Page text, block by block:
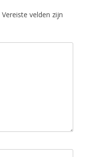
Vereiste velden zijn